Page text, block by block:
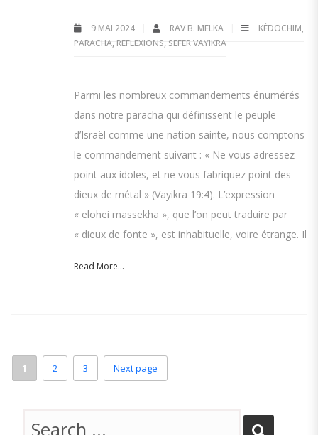
9 MAI 2024 RAV B. MELKA KÉDOCHIM,
PARACHA, REFLEXIONS, SEFER VAYIKRA
Parmi les nombreux commandements énumérés
dans notre paracha qui définissent le peuple
d’Israël comme une nation sainte, nous comptons
le commandement suivant : « Ne vous adressez
point aux idoles, et ne vous fabriquez point des
dieux de métal » (Vayikra 19:4). L’expression
« elohei massekha », que l’on peut traduire par
« dieux de fonte », est inhabituelle, voire étrange. Il
Read More...
1 2 3 Next page